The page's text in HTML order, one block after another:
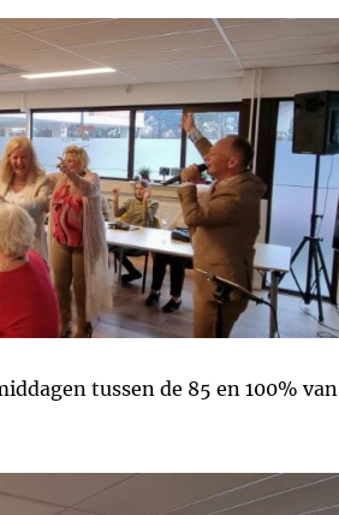
tussen de 85 en 100% van